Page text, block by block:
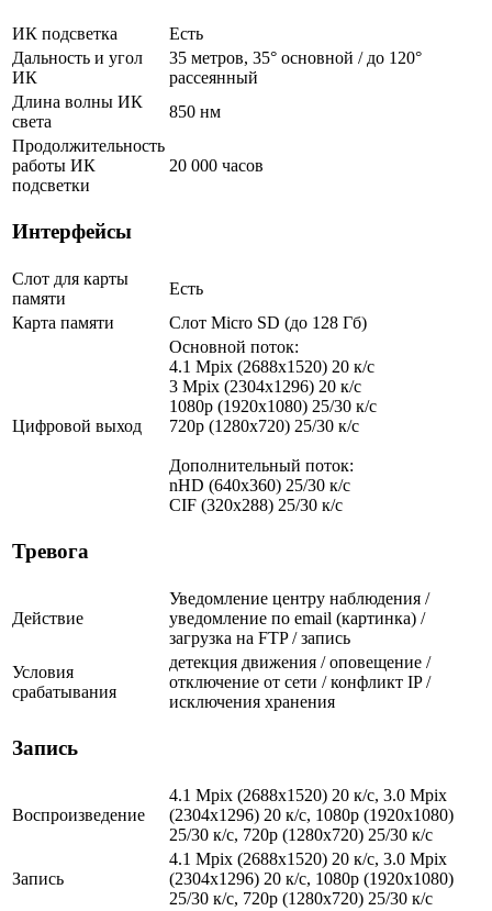
ИК подсветка
Есть
Дальность и угол
ИК
35 метров, 35° основной / до 120°
рассеянный
Длина волны ИК
света
850 нм
Продолжительность
работы ИК
подсветки
20 000 часов
Интерфейсы
Слот для карты
памяти
Есть
Карта памяти
Слот Micro SD (до 128 Гб)
Цифровой выход
Основной поток:
4.1 Mpix (2688x1520) 20 к/с
3 Mpix (2304x1296) 20 к/с
1080p (1920x1080) 25/30 к/с
720p (1280х720) 25/30 к/с
Дополнительный поток:
nHD (640x360) 25/30 к/с
CIF (320x288) 25/30 к/с
Тревога
Действие
Уведомление центру наблюдения /
уведомление по email (картинка) /
загрузка на FTP / запись
Условия
срабатывания
детекция движения / оповещение /
отключение от сети / конфликт IP /
исключения хранения
Запись
Воспроизведение
4.1 Mpix (2688x1520) 20 к/с, 3.0 Mpix
(2304x1296) 20 к/с, 1080p (1920x1080)
25/30 к/с, 720p (1280х720) 25/30 к/с
Запись
4.1 Mpix (2688x1520) 20 к/с, 3.0 Mpix
(2304x1296) 20 к/с, 1080p (1920x1080)
25/30 к/с, 720p (1280х720) 25/30 к/с